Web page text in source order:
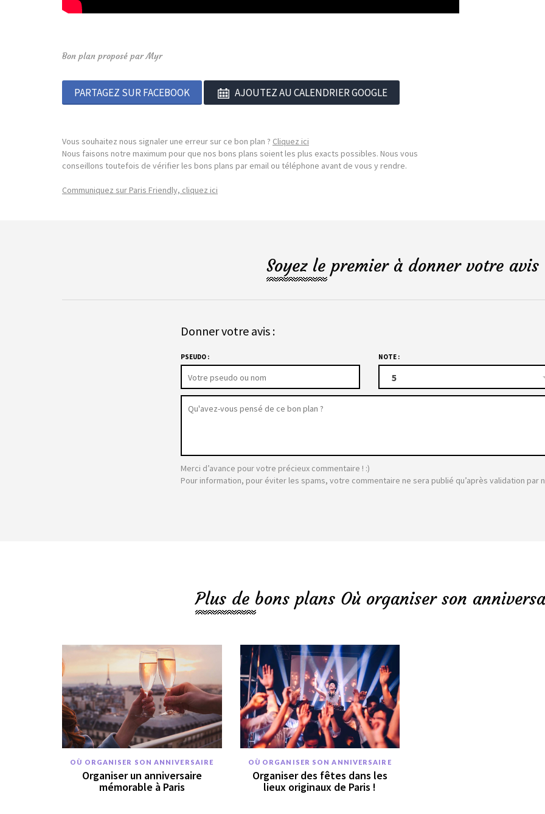
Bon plan proposé par Myr
PARTAGEZ SUR FACEBOOK AJOUTEZ AU CALENDRIER GOOGLE
Vous souhaitez nous signaler une erreur sur ce bon plan ? Cliquez ici
Nous faisons notre maximum pour que nos bons plans soient les plus exacts possibles. Nous vous
conseillons toutefois de vérifier les bons plans par email ou téléphone avant de vous y rendre.
Communiquez sur Paris Friendly, cliquez ici
Soyez le premier à donner votre
Donner votre avis :
PSEUDO : NOTE :
5
Merci d’avance pour votre précieux commentaire ! :)
Pour information, pour éviter les spams, votre commentaire ne sera publié qu’après validation par
Plus de bons plans Où organiser son
OÙ ORGANISER SON ANNIVERSAIRE
Organiser un anniversaire
mémorable à Paris
OÙ ORGANISER SON ANNIVERSAIRE
Organiser des fêtes dans les
lieux originaux de Paris !